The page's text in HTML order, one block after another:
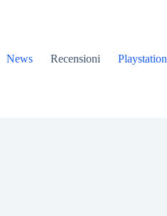
News Recensioni Playstation